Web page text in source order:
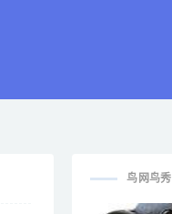
鸟网鸟秀